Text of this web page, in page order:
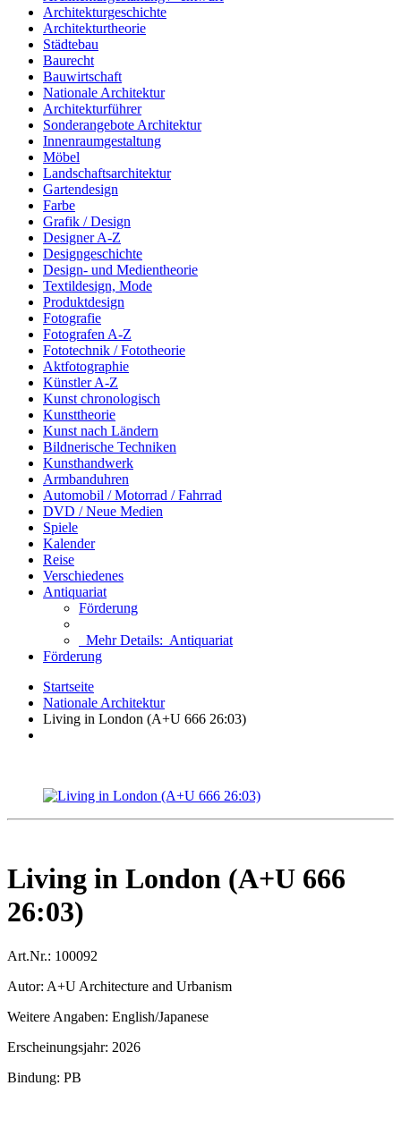
Architekturgeschichte
Architekturtheorie
Städtebau
Baurecht
Bauwirtschaft
Nationale Architektur
Architekturführer
Sonderangebote Architektur
Innenraumgestaltung
Möbel
Landschaftsarchitektur
Gartendesign
Farbe
Grafik / Design
Designer A-Z
Designgeschichte
Design- und Medientheorie
Textildesign, Mode
Produktdesign
Fotografie
Fotografen A-Z
Fototechnik / Fototheorie
Aktfotographie
Künstler A-Z
Kunst chronologisch
Kunsttheorie
Kunst nach Ländern
Bildnerische Techniken
Kunsthandwerk
Armbanduhren
Automobil / Motorrad / Fahrrad
DVD / Neue Medien
Spiele
Kalender
Reise
Verschiedenes
Antiquariat
Förderung
Mehr Details: Antiquariat
Förderung
Startseite
Nationale Architektur
Living in London (A+U 666 26:03)
Living in London (A+U 666
26:03)
Art.Nr.: 100092
Autor: A+U Architecture and Urbanism
Weitere Angaben: English/Japanese
Erscheinungsjahr: 2026
Bindung: PB